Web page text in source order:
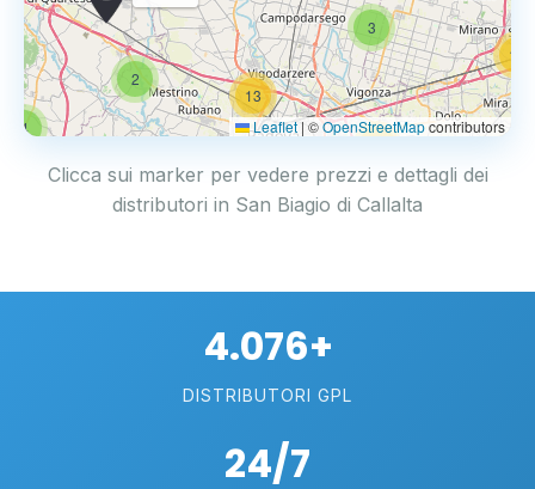
14
4
2
3
13
Leaflet | ©OpenStreetMapcontributors
Clicca sui marker per vedere prezzi e dettagli dei
distributori in San Biagio di Callalta
4.076+
DISTRIBUTORI GPL
24/7